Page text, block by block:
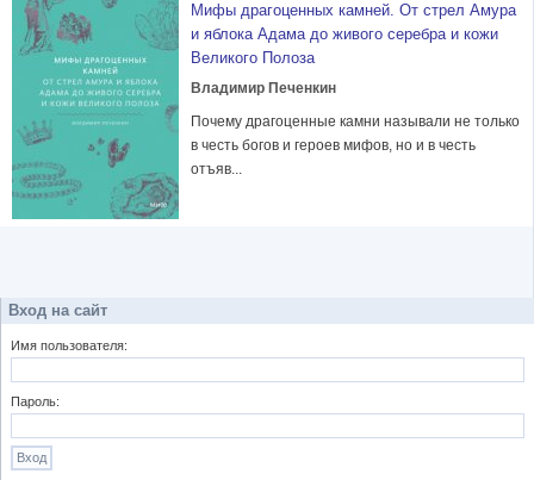
Мифы драгоценных камней. От стрел Амура
и яблока Адама до живого серебра и кожи
Великого Полоза
Владимир Печенкин
Почему драгоценные камни называли не только
в честь богов и героев мифов, но и в честь
отъяв...
Вход на сайт
Имя пользователя:
Пароль: